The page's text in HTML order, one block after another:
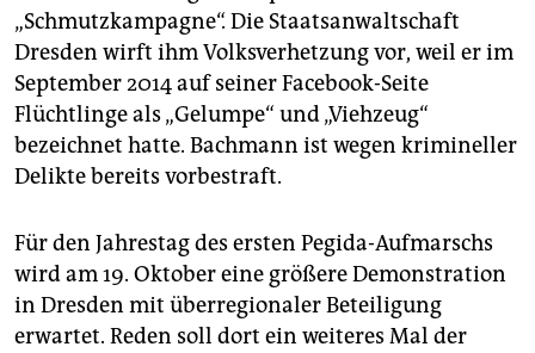
„Schmutzkampagne“. Die Staatsanwaltschaft
Dresden wirft ihm Volksverhetzung vor, weil er im
September 2014 auf seiner Facebook-Seite
Flüchtlinge als „Gelumpe“ und „Viehzeug“
bezeichnet hatte. Bachmann ist wegen krimineller
Delikte bereits vorbestraft.
Für den Jahrestag des ersten Pegida-Aufmarschs
wird am 19. Oktober eine größere Demonstration
in Dresden mit überregionaler Beteiligung
erwartet. Reden soll dort ein weiteres Mal der